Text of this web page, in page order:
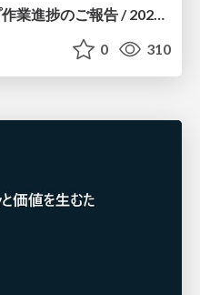
OSPN.JPバージョンアップ作業進捗のご報告 / 20260801-osc26kyoto
0 310